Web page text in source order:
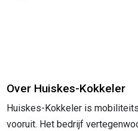
Over Huiskes-Kokkeler
Huiskes-Kokkeler is
vooruit. Het bedrijf